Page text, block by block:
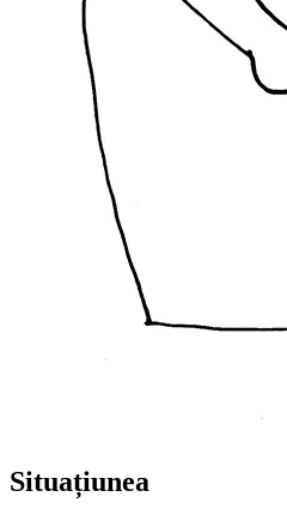
Situațiunea